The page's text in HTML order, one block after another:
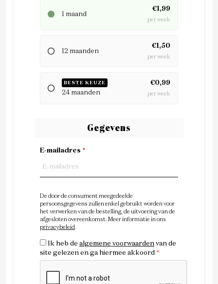
1 maand
€1,99
per week
12 maanden
€1,50
per week
BESTE KEUZE
24 maanden
€0,99
per week
Gegevens
E-mailadres *
De door de consument meegedeelde
persoonsgegevens zullen enkel gebruikt worden voor
het verwerken van de bestelling, de uitvoering van de
afgesloten overeenkomst. Meer informatie in ons
privacybeleid.
Ik heb de algemene voorwaarden van de
site gelezen en ga hiermee akkoord *